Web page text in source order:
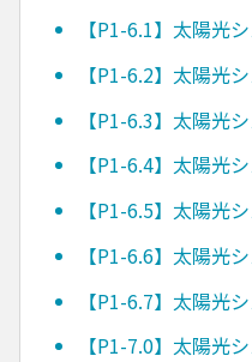
【P1-6.1】太陽光
【P1-6.2】太陽光
【P1-6.3】太陽光
【P1-6.4】太陽光
【P1-6.5】太陽光
【P1-6.6】太陽光
【P1-6.7】太陽光
【P1-7.0】太陽光